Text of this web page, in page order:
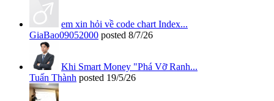
em xin hỏi về code chart Index...
GiaBao09052000 posted 8/7/26
Khi Smart Money "Phá Vỡ Ranh...
Tuấn Thành posted 19/5/26